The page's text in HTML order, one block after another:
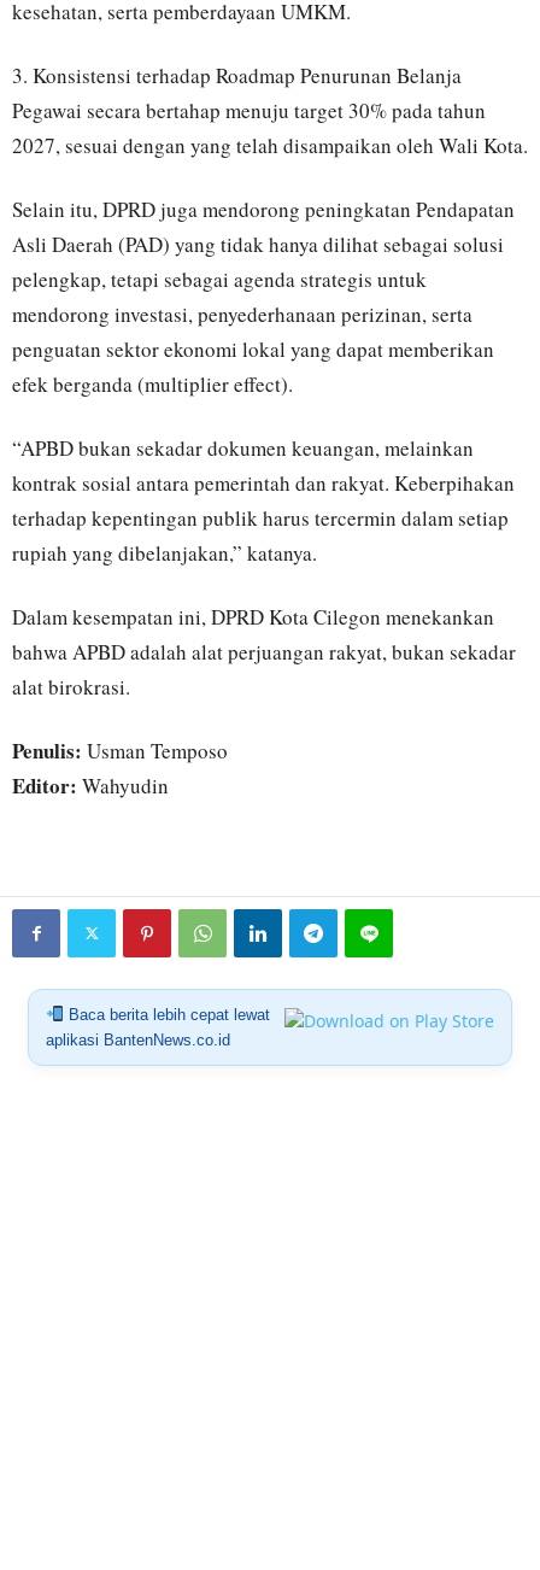
kesehatan, serta pemberdayaan UMKM.
3. Konsistensi terhadap Roadmap Penurunan Belanja
Pegawai secara bertahap menuju target 30% pada tahun
2027, sesuai dengan yang telah disampaikan oleh Wali Kota.
Selain itu, DPRD juga mendorong peningkatan Pendapatan
Asli Daerah (PAD) yang tidak hanya dilihat sebagai solusi
pelengkap, tetapi sebagai agenda strategis untuk
mendorong investasi, penyederhanaan perizinan, serta
penguatan sektor ekonomi lokal yang dapat memberikan
efek berganda (multiplier effect).
“APBD bukan sekadar dokumen keuangan, melainkan
kontrak sosial antara pemerintah dan rakyat. Keberpihakan
terhadap kepentingan publik harus tercermin dalam setiap
rupiah yang dibelanjakan,” katanya.
Dalam kesempatan ini, DPRD Kota Cilegon menekankan
bahwa APBD adalah alat perjuangan rakyat, bukan sekadar
alat birokrasi.
Penulis: Usman Temposo
Editor: Wahyudin
Baca berita lebih cepat lewat
aplikasi BantenNews.co.id